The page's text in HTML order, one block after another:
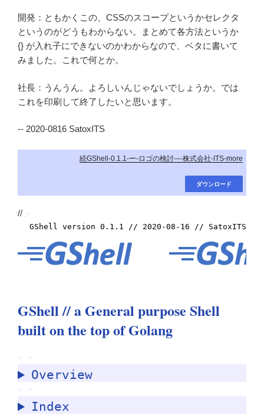
開発：ともかくこの、CSSのスコープというかセレクタ
というのがどうもわからない。まとめて各方法というか
{} が入れ子にできないのかわからなので、ベタに書いて
みました。これで何とか。
社長：うんうん。よろしいんじゃないでしょうか。では
これを印刷して終了したいと思います。
-- 2020-0816 SatoxITS
続GShell-0.1.1-ー-ロゴの検討-–-株式会社-ITS-more
ダウンロード
// /*
GShell version 0.1.1 // 2020-08-16 // SatoxITS
GShell // a General purpose Shell
built on the top of Golang
*/ /*
Overview
*/ /*
Index